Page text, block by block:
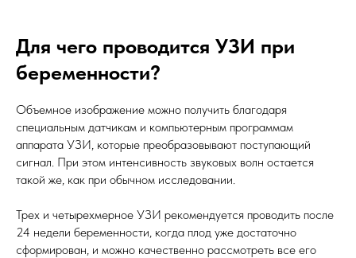
Для чего проводится УЗИ при
беременности?
Объемное изображение можно получить благодаря
специальным датчикам и компьютерным программам
аппарата УЗИ, которые преобразовывают поступающий
сигнал. При этом интенсивность звуковых волн остается
такой же, как при обычном исследовании.
Трех и четырехмерное УЗИ рекомендуется проводить после
24 недели беременности, когда плод уже достаточно
сформирован, и можно качественно рассмотреть все его